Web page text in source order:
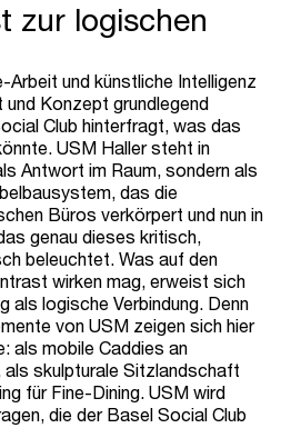
zur logischen
Arbeit und künstliche Intelligenz
Konzept grundlegend
Club hinterfragt, was das
USM Haller steht in
Antwort im Raum, sondern als
das die
Büros verkörpert und nun in
genau dieses kritisch,
beleuchtet. Was auf den
wirken mag, erweist sich
als logische Verbindung. Denn
von USM zeigen sich hier
als mobile Caddies an
als skulpturale Sitzlandschaft
für Fine-Dining. USM wird
die der Basel Social Club